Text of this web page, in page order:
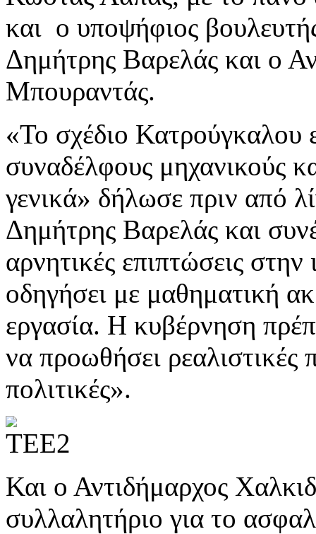
και ο υποψήφιος
Δημήτρης Βαρελάς και ο
Μπουραντάς.
«Το σχέδιο Κατρούγκαλου
συναδέλφους μηχανικούς
γενικά» δήλωσε πριν από
Δημήτρης Βαρελάς και
αρνητικές επιπτώσεις
οδηγήσει με μαθηματική
εργασία. Η κυβέρνηση
να προωθήσει ρεαλιστικές
πολιτικές».
Και ο Αντιδήμαρχος
συλλαλητήριο για το